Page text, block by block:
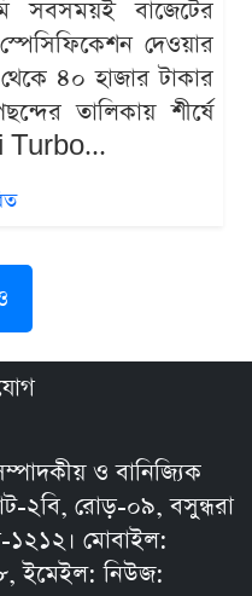
সবসময়ই বাজেটের
দেওয়ার
৪০ হাজার টাকার
তালিকায় শীর্ষে
Turbo...
ও বানিজ্যিক
২বি, রোড়-০৯, বসুন্ধরা
১২১২। মোবাইল:
ইমেইল: নিউজ: